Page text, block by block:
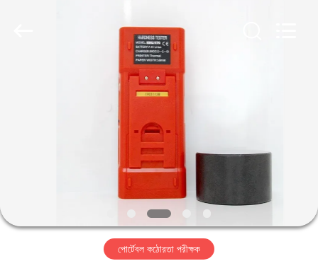
কারখানা
পোর্টেবল কঠোরতা পরীক্ষক